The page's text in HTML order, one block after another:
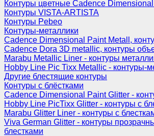
Контуры цветные Cadence
Контуры VISTA-ARTISTA
Контуры Pebeo
Контуры-металлики
Cadence Dimensional Paint Metall,
Cadence Dora 3D metallic, контуры
Marabu Metallic Liner - контуры
Hobby Line Pic Tixx Metallic - контуры-
Другие блестящие контуры
Контуры с блёстками
Cadence Dimensional Paint Glitter -
Hobby Line PicTixx Glitter - контуры с
Marabu Glitter Liner - контуры с
Viva German Glitter - контуры
блестками